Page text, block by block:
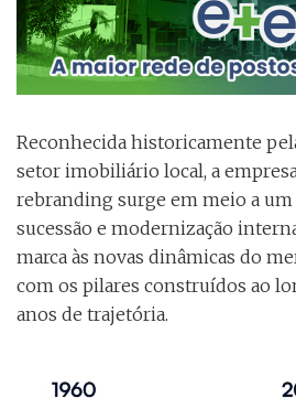
Reconhecida historicamente
setor imobiliário local, a
rebranding surge em meio a um
sucessão e modernização
marca às novas dinâmicas do
com os pilares construídos ao
anos de trajetória.